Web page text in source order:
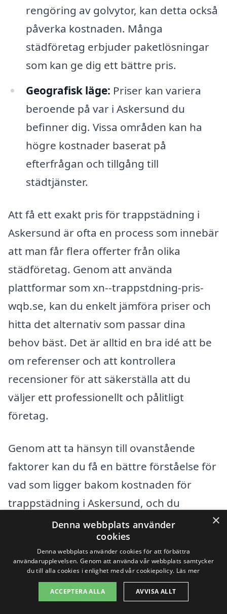
rengöring av golvytor, kan detta också
påverka kostnaden. Många
städföretag erbjuder paketlösningar
som kan ge dig ett bättre pris.
Geografisk läge: Priser kan variera
beroende på var i Askersund du
befinner dig. Vissa områden kan ha
högre kostnader baserat på
efterfrågan och tillgång till
städtjänster.
Att få ett exakt pris för trappstädning i
Askersund är ofta en process som innebär
att man får flera offerter från olika
städföretag. Genom att använda
plattformar som xn--trappstdning-pris-
wqb.se, kan du enkelt jämföra priser och
hitta det alternativ som passar dina
behov bäst. Det är alltid en bra idé att be
om referenser och att kontrollera
recensioner för att säkerställa att du
väljer ett professionellt och pålitligt
företag.
Genom att ta hänsyn till ovanstående
faktorer kan du få en bättre förståelse för
vad som ligger bakom kostnaden för
trappstädning i Askersund, och du
kommer att vara bättre rustad att fatta
ett informerat beslut när det gäller val av
städservice.
Få 3 erbjudanden, gratis och utan
×
Denna webbplats använder
cookies
Denna webbplats använder cookies för att förbättra
användarupplevelsen. Genom att använda vår webbplats samtycker
du till alla cookies i enlighet med vår cookiepolicy. Läs mer
ACCEPTERA ALLA AVVISA ALLT